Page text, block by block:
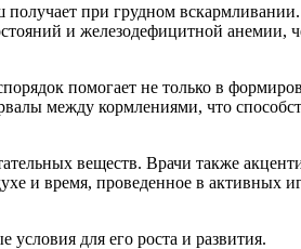
при грудном вскармливании.
и железодефицитной анемии,
помогает не только в
между кормлениями, что
веществ. Врачи также
и время, проведенное в активных
для его роста и развития.